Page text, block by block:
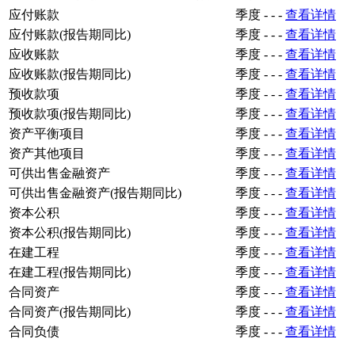
应付账款
季度 - - - 查看详情
应付账款(报告期同比)
季度 - - - 查看详情
应收账款
季度 - - - 查看详情
应收账款(报告期同比)
季度 - - - 查看详情
预收款项
季度 - - - 查看详情
预收款项(报告期同比)
季度 - - - 查看详情
资产平衡项目
季度 - - - 查看详情
资产其他项目
季度 - - - 查看详情
可供出售金融资产
季度 - - - 查看详情
可供出售金融资产(报告期同比)
季度 - - - 查看详情
资本公积
季度 - - - 查看详情
资本公积(报告期同比)
季度 - - - 查看详情
在建工程
季度 - - - 查看详情
在建工程(报告期同比)
季度 - - - 查看详情
合同资产
季度 - - - 查看详情
合同资产(报告期同比)
季度 - - - 查看详情
合同负债
季度 - - - 查看详情